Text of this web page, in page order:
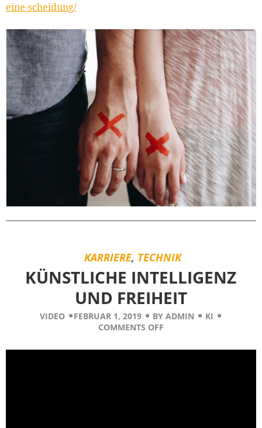
eine-scheidung/
KARRIERE, TECHNIK
KÜNSTLICHE INTELLIGENZ
UND FREIHEIT
VIDEO FEBRUAR 1, 2019 BY ADMIN
KI
COMMENTS OFF